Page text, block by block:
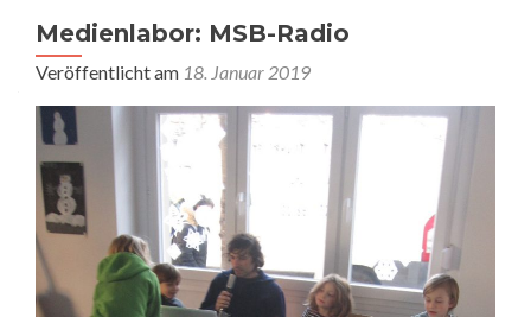
Medienlabor: MSB-Radio
Veröffentlicht am 18. Januar 2019